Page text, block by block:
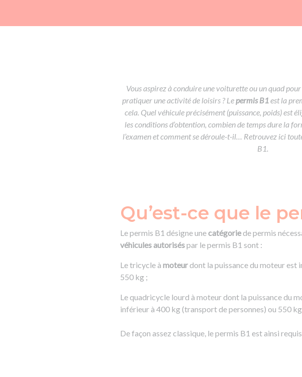
Devenir
Vous aspirez à conduire une voiturette ou un quad
pratiquer une activité de loisirs ? Lepermis B1est la
cela. Quel véhicule précisément (puissance, poids) est
les conditions d’obtention, combien de temps dure la
l’examen et comment se déroule-t-il… Retrouvez ici
B1.
Qu’est-ce que le
Le permis B1 désigne unecatégorie de permis
véhicules autoriséspar le permis B1 sont :
Le tricycle à moteur dont la puissance du moteur est
550 kg ;
Le quadricycle lourd à moteur dont la puissance du
inférieur à 400 kg (transport de personnes) ou 550
De façon assez classique, le permis B1 est ainsi